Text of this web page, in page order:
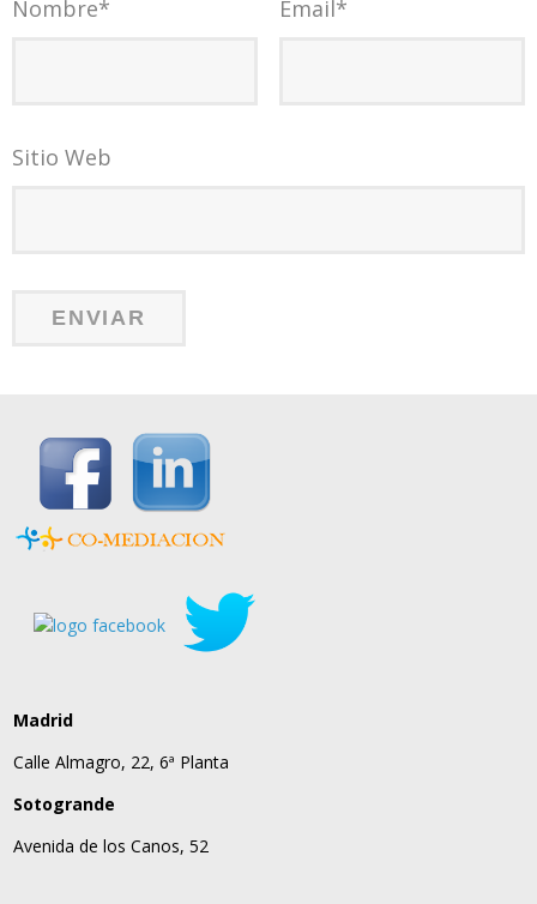
Nombre* Email*
Sitio Web
Madrid
Calle Almagro, 22, 6ª Planta
Sotogrande
Avenida de los Canos, 52